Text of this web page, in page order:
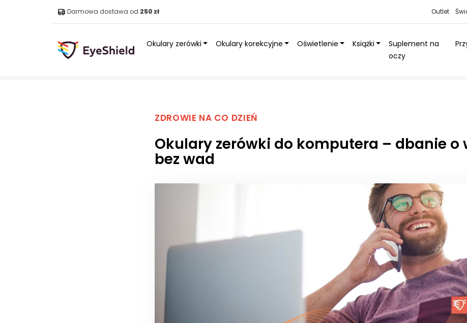
Darmowa dostawa od 250 zł Outlet
Okulary zerówki Okulary korekcyjne Oświetlenie Książki
Suplement na
oczy
ZDROWIE NA CO DZIEŃ
Okulary zerówki do komputera – dbanie o
bez wad